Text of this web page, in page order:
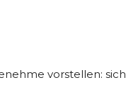
vorstellen: sich